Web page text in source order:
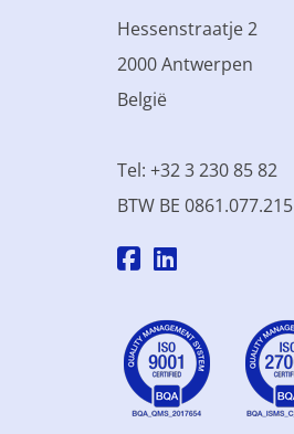
Hessenstraatje 2
2000 Antwerpen
België
Tel: +32 3 230 85 82
BTW BE 0861.077.215